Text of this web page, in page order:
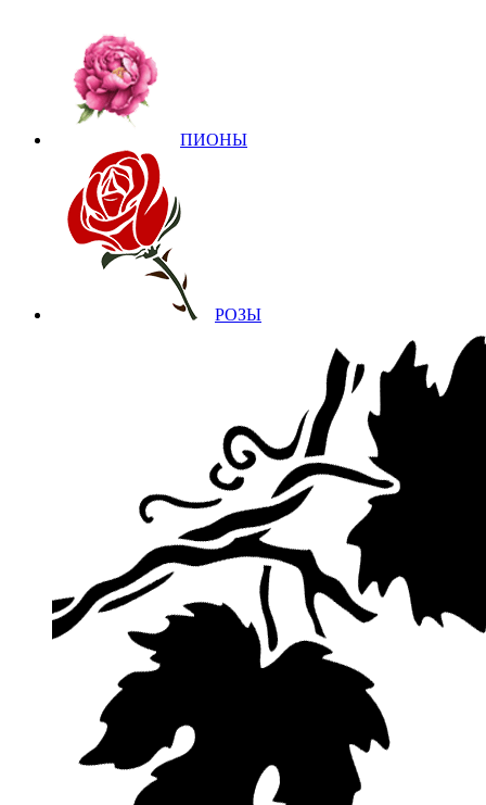
ПИОНЫ
РОЗЫ